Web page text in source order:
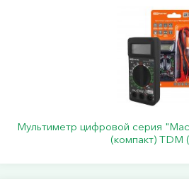
Мультиметр цифровой серия
(компакт) TDM